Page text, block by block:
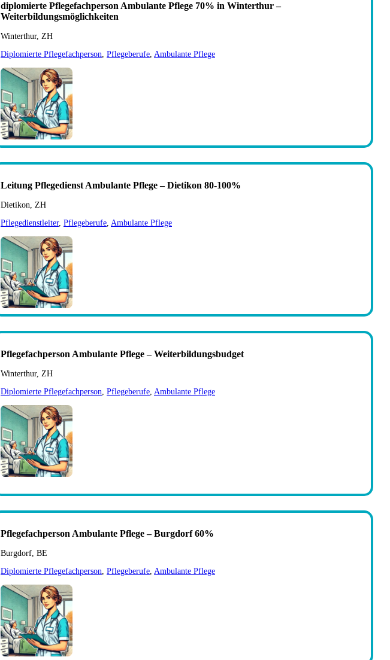
diplomierte Pflegefachperson Ambulante Pflege 70% in Winterthur –
Weiterbildungsmöglichkeiten
Winterthur, ZH
Diplomierte Pflegefachperson, Pflegeberufe, Ambulante Pflege
Leitung Pflegedienst Ambulante Pflege – Dietikon 80-100%
Dietikon, ZH
Pflegedienstleiter, Pflegeberufe, Ambulante Pflege
Pflegefachperson Ambulante Pflege – Weiterbildungsbudget
Winterthur, ZH
Diplomierte Pflegefachperson, Pflegeberufe, Ambulante Pflege
Pflegefachperson Ambulante Pflege – Burgdorf 60%
Burgdorf, BE
Diplomierte Pflegefachperson, Pflegeberufe, Ambulante Pflege